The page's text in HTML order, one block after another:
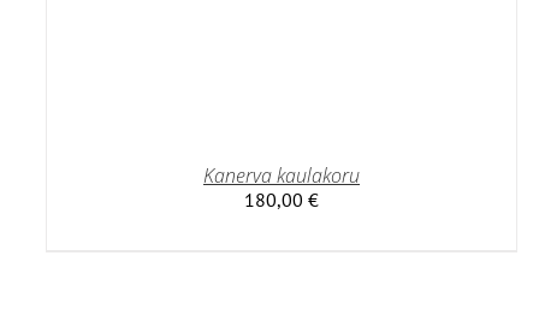
Kanerva kaulakoru
180,00 €